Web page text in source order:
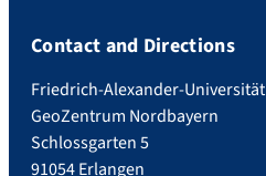
Contact and Directions
Friedrich-Alexander-Universität
GeoZentrum Nordbayern
Schlossgarten 5
91054 Erlangen